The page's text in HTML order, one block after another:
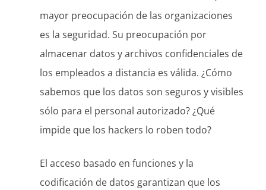
mayor preocupación de las organizaciones
es la seguridad. Su preocupación por
almacenar datos y archivos confidenciales de
los empleados a distancia es válida. ¿Cómo
sabemos que los datos son seguros y visibles
sólo para el personal autorizado? ¿Qué
impide que los hackers lo roben todo?
El acceso basado en funciones y la
codificación de datos garantizan que los